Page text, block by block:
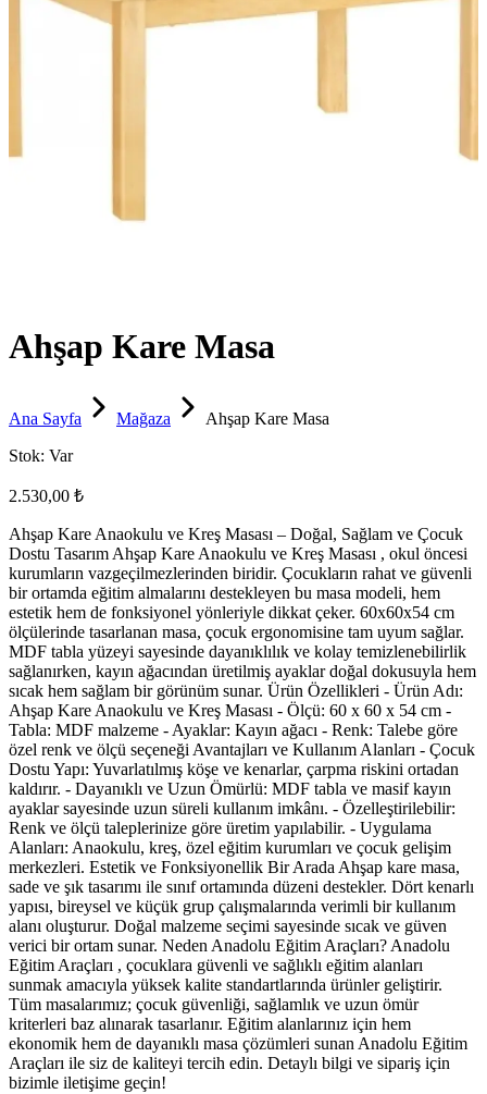
Ahşap Kare Masa
Ana Sayfa Mağaza
Ahşap Kare Masa
Stok: Var
2.530,00 ₺
Ahşap Kare Anaokulu ve Kreş Masası – Doğal, Sağlam ve Çocuk
Dostu Tasarım Ahşap Kare Anaokulu ve Kreş Masası , okul öncesi
kurumların vazgeçilmezlerinden biridir. Çocukların rahat ve güvenli
bir ortamda eğitim almalarını destekleyen bu masa modeli, hem
estetik hem de fonksiyonel yönleriyle dikkat çeker. 60x60x54 cm
ölçülerinde tasarlanan masa, çocuk ergonomisine tam uyum sağlar.
MDF tabla yüzeyi sayesinde dayanıklılık ve kolay temizlenebilirlik
sağlanırken, kayın ağacından üretilmiş ayaklar doğal dokusuyla hem
sıcak hem sağlam bir görünüm sunar. Ürün Özellikleri - Ürün Adı:
Ahşap Kare Anaokulu ve Kreş Masası - Ölçü: 60 x 60 x 54 cm -
Tabla: MDF malzeme - Ayaklar: Kayın ağacı - Renk: Talebe göre
özel renk ve ölçü seçeneği Avantajları ve Kullanım Alanları - Çocuk
Dostu Yapı: Yuvarlatılmış köşe ve kenarlar, çarpma riskini ortadan
kaldırır. - Dayanıklı ve Uzun Ömürlü: MDF tabla ve masif kayın
ayaklar sayesinde uzun süreli kullanım imkânı. - Özelleştirilebilir:
Renk ve ölçü taleplerinize göre üretim yapılabilir. - Uygulama
Alanları: Anaokulu, kreş, özel eğitim kurumları ve çocuk gelişim
merkezleri. Estetik ve Fonksiyonellik Bir Arada Ahşap kare masa,
sade ve şık tasarımı ile sınıf ortamında düzeni destekler. Dört kenarlı
yapısı, bireysel ve küçük grup çalışmalarında verimli bir kullanım
alanı oluşturur. Doğal malzeme seçimi sayesinde sıcak ve güven
verici bir ortam sunar. Neden Anadolu Eğitim Araçları? Anadolu
Eğitim Araçları , çocuklara güvenli ve sağlıklı eğitim alanları
sunmak amacıyla yüksek kalite standartlarında ürünler geliştirir.
Tüm masalarımız; çocuk güvenliği, sağlamlık ve uzun ömür
kriterleri baz alınarak tasarlanır. Eğitim alanlarınız için hem
ekonomik hem de dayanıklı masa çözümleri sunan Anadolu Eğitim
Araçları ile siz de kaliteyi tercih edin. Detaylı bilgi ve sipariş için
bizimle iletişime geçin!